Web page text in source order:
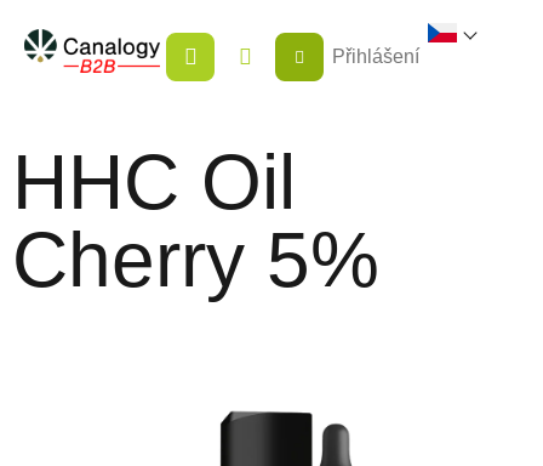
obsah
NÁKUPNÍ
KOŠÍK
Přihlášení
HHC Oil
Cherry 5%